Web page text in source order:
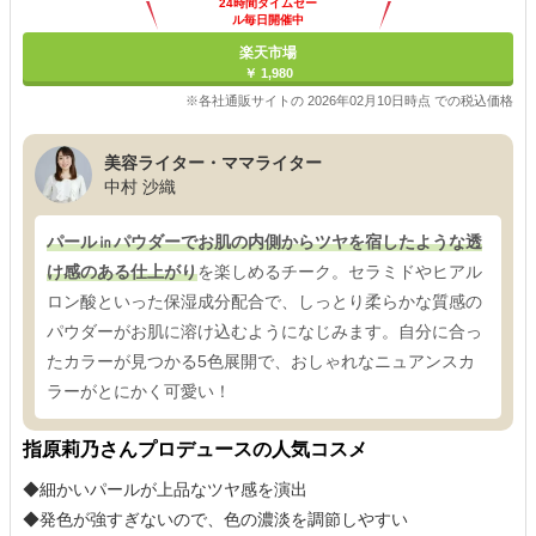
24時間タイムセー
ル毎日開催中
楽天市場
￥ 1,980
※各社通販サイトの 2026年02月10日時点 での税込価格
美容ライター・ママライター
中村 沙織
パール㏌パウダーでお肌の内側からツヤを宿したような透
け感のある仕上がりを楽しめるチーク。セラミドやヒアル
ロン酸といった保湿成分配合で、しっとり柔らかな質感の
パウダーがお肌に溶け込むようになじみます。自分に合っ
たカラーが見つかる5色展開で、おしゃれなニュアンスカ
ラーがとにかく可愛い！
指原莉乃さんプロデュースの人気コスメ
◆細かいパールが上品なツヤ感を演出
◆発色が強すぎないので、色の濃淡を調節しやすい